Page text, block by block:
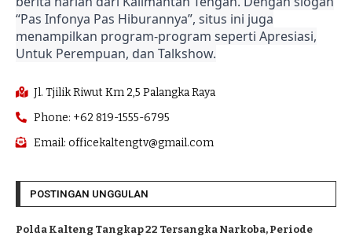
“Pas Infonya Pas Hiburannya”, situs ini juga
menampilkan program-program seperti Apresiasi,
Untuk Perempuan, dan Talkshow.
Jl. Tjilik Riwut Km 2,5 Palangka Raya
Phone: +62 819-1555-6795
Email: officekaltengtv@gmail.com
POSTINGAN UNGGULAN
Polda Kalteng Tangkap 22 Tersangka Narkoba, Periode